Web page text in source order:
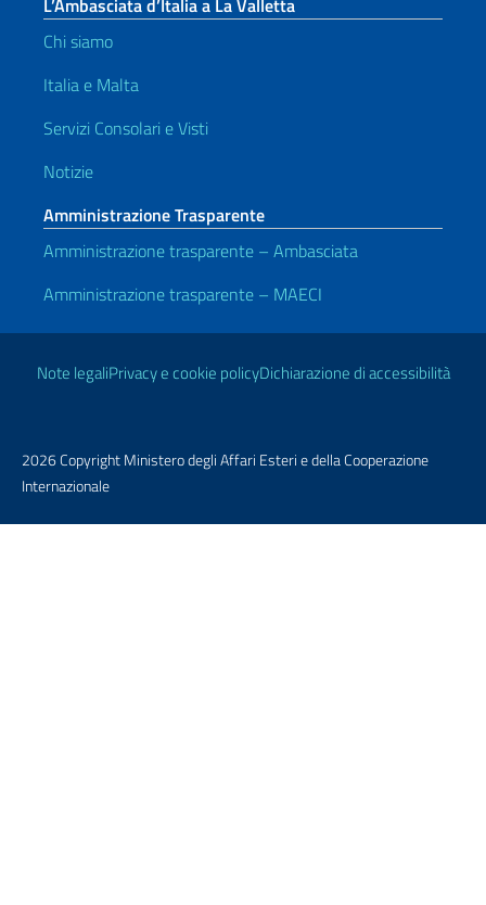
L’Ambasciata d’Italia a La Valletta
Chi siamo
Italia e Malta
Servizi Consolari e Visti
Notizie
Amministrazione Trasparente
Amministrazione trasparente – Ambasciata
Amministrazione trasparente – MAECI
Link Utili
Note legaliPrivacy e cookie policyDichiarazione di accessibilità
2026 Copyright Ministero degli Affari Esteri e della Cooperazione
Internazionale